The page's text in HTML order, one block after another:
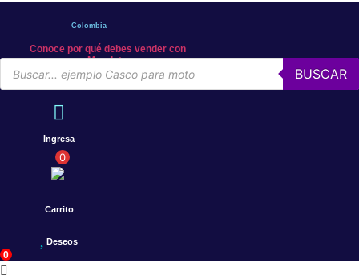
Colombia
Conoce por qué debes vender con
Mercleta
Búsqueda
de
productos
BUSCAR
Ingresa
0
Carrito
Deseos
0